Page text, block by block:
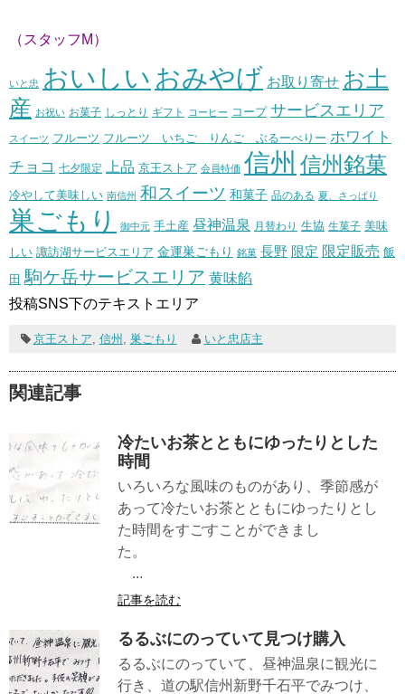
（スタッフM）
いと忠 おいしい おみやげ お取り寄せ お土
産 お祝い お菓子 しっとり ギフト コーヒー コープ サービスエリア
スイーツ フルーツ フルーツ いちご りんご ぶるーべりー ホワイト
チョコ 七夕限定 上品 京王ストア 会員特価 信州 信州銘菓
冷やして美味しい 南信州 和スイーツ 和菓子 品のある 夏、さっぱり
巣ごもり 御中元 手土産 昼神温泉 月替わり 生協 生菓子 美味
しい 諏訪湖サービスエリア 金運巣ごもり 銘菓 長野 限定 限定販売 飯
田 駒ケ岳サービスエリア 黄味餡
投稿SNS下のテキストエリア
京王ストア, 信州 , 巣ごもり いと忠店主
関連記事
冷たいお茶とともにゆったりとした
時間
いろいろな風味のものがあり、季節感が
あって冷たいお茶とともにゆったりとし
た時間をすごすことができまし
た。
...
記事を読む
るるぶにのっていて見つけ購入
るるぶにのっていて、昼神温泉に観光に
行き、道の駅信州新野千石平でみつけ、